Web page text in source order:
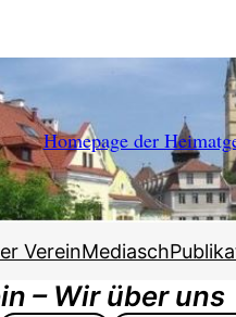
Homepage der
VereinMediasch
– Wir über uns